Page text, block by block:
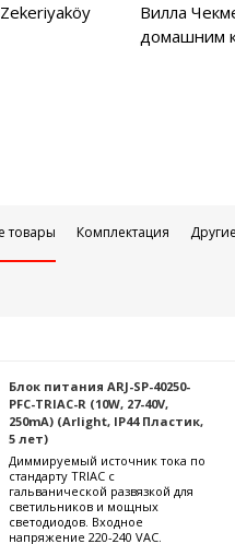
Вилла
домашним
товары Комплектация
Блок питания ARJ-SP-40250-
PFC-TRIAC-R (10W, 27-40V,
250mA) (Arlight, IP44 Пластик,
5 лет)
Диммируемый источник тока по
стандарту TRIAC с
гальванической развязкой для
светильников и мощных
светодиодов. Входное
напряжение 220-240 VAC.